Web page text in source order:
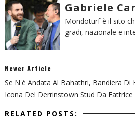
Gabriele
Mondoturf è il sito
gradi, nazionale e
Newer Article
Se N'è Andata Al Bahathri, Bandiera Di
Icona Del Derrinstown Stud Da Fattrice
RELATED POSTS: